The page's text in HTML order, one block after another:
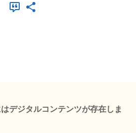
デジタルコンテンツが存在しま